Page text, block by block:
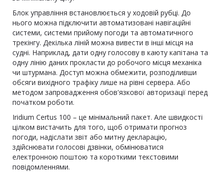
Блок управління встановлюється у ходовій рубці. До
нього можна підключити автоматизовані навігаційні
системи, системи прийому погоди та автоматичного
трекінгу. Декілька ліній можна вивести в інші місця на
судні. Наприклад, дати одну голосову в каюту капітана та
одну лінію даних прокласти до робочого місця механіка
чи штурмана. Доступ можна обмежити, розподіливши
обсяги вихідного трафіку лише на рівні сервера. Або
методом запровадження обов'язкової авторизації перед
початком роботи.
Iridium Certus 100 – це мінімальний пакет. Але швидкості
цілком вистачить для того, щоб отримати прогноз
погоди, надіслати звіт або митну декларацію,
здійснювати голосові дзвінки, обмінюватися
електронною поштою та короткими текстовими
повідомленнями.